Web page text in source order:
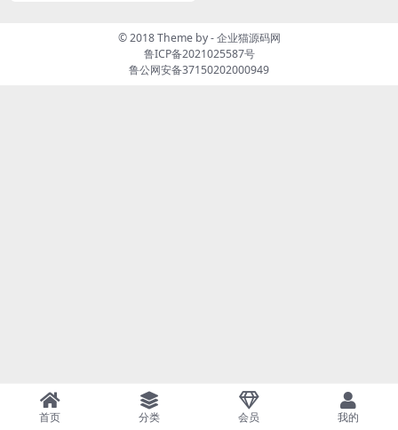
© 2018 Theme by -企业猫源码网
鲁ICP备2021025587号
鲁公网安备37150202000949
首页 分类 会员 我的